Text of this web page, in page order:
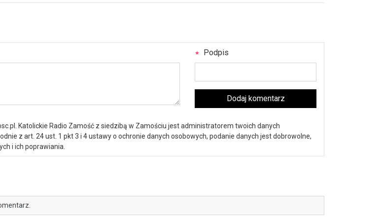
Podpis
Dodaj komentarz
Katolickie Radio Zamość z siedzibą w Zamościu jest administratorem twoich danych
z art. 24 ust. 1 pkt 3 i 4 ustawy o ochronie danych osobowych, podanie danych jest dobrowolne,
i ich poprawiania.